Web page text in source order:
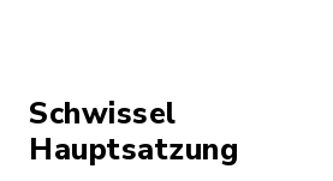
Schwissel
Hauptsatzung